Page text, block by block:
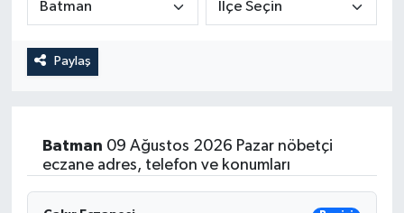
Paylaş
Batman 09 Ağustos 2026 Pazar nöbetçi
eczane adres, telefon ve konumları
Duyurular
Teknoloji
Akhisar Emlak
Tarım-Gıda
Röportaj